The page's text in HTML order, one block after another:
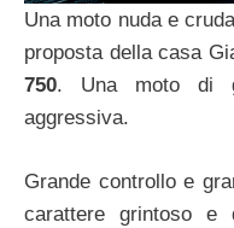
Una moto nuda e
proposta della casa
750. Una moto di
aggressiva.
Grande controllo e
carattere grintoso e